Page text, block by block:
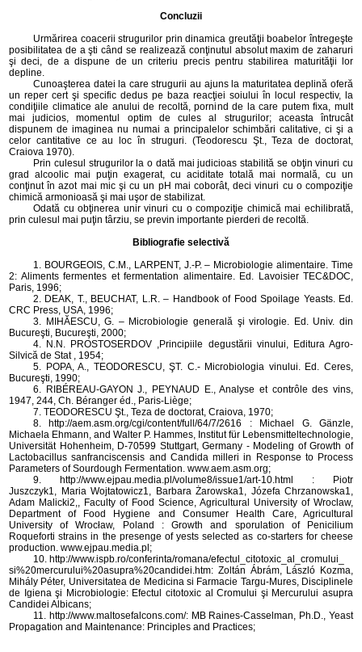
Concluzii
Urmărirea coacerii strugurilor prin dinamica greutăţii boabelor întregeşte
posibilitatea de a şti când se realizează conţinutul absolut maxim de zaharuri
şi deci, de a dispune de un criteriu precis pentru stabilirea maturităţii lor
depline.
Cunoaşterea datei la care strugurii au ajuns la maturitatea deplină oferă
un reper cert şi specific dedus pe baza reacţiei soiului în locul respectiv, la
condiţiile climatice ale anului de recoltă, pornind de la care putem fixa, mult
mai judicios, momentul optim de cules al strugurilor; aceasta întrucât
dispunem de imaginea nu numai a principalelor schimbări calitative, ci şi a
celor cantitative ce au loc în struguri. (Teodorescu Şt., Teza de doctorat,
Craiova 1970).
Prin culesul strugurilor la o dată mai judicioas stabilită se obţin vinuri cu
grad alcoolic mai puţin exagerat, cu aciditate totală mai normală, cu un
conţinut în azot mai mic şi cu un pH mai coborât, deci vinuri cu o compoziţie
chimică armonioasă şi mai uşor de stabilizat.
Odată cu obţinerea unir vinuri cu o compoziţie chimică mai echilibrată,
prin culesul mai puţin târziu, se previn importante pierderi de recoltă.
Bibliografie selectivă
1. BOURGEOIS, C.M., LARPENT, J.-P. – Microbiologie alimentaire. Time
2: Aliments fermentes et fermentation alimentaire. Ed. Lavoisier TEC&DOC,
Paris, 1996;
2. DEAK, T., BEUCHAT, L.R. – Handbook of Food Spoilage Yeasts. Ed.
CRC Press, USA, 1996;
3. MIHĂESCU, G. – Microbiologie generală şi virologie. Ed. Univ. din
Bucureşti, Bucureşti, 2000;
4. N.N. PROSTOSERDOV ,Principiile degustării vinului, Editura Agro-
Silvică de Stat , 1954;
5. POPA, A., TEODORESCU, ŞT. C.- Microbiologia vinului. Ed. Ceres,
Bucureşti, 1990;
6. RIBÉREAU-GAYON J., PEYNAUD E., Analyse et contrôle des vins,
1947, 244, Ch. Béranger éd., Paris-Liège;
7. TEODORESCU Şt., Teza de doctorat, Craiova, 1970;
8. http://aem.asm.org/cgi/content/full/64/7/2616 : Michael G. Gänzle,
Michaela Ehmann, and Walter P. Hammes, Institut für Lebensmitteltechnologie,
Universität Hohenheim, D-70599 Stuttgart, Germany - Modeling of Growth of
Lactobacillus sanfranciscensis and Candida milleri in Response to Process
Parameters of Sourdough Fermentation. www.aem.asm.org;
9. http://www.ejpau.media.pl/volume8/issue1/art-10.html : Piotr
Juszczyk1, Maria Wojtatowicz1, Barbara Żarowska1, Józefa Chrzanowska1,
Adam Malicki2,, Faculty of Food Science, Agricultural University of Wroclaw,
Department of Food Hygiene and Consumer Health Care, Agricultural
University of Wrocław, Poland : Growth and sporulation of Penicilium
Roqueforti strains in the presenge of yests selected as co-starters for cheese
production. www.ejpau.media.pl;
10. http://www.ispb.ro/conferinta/romana/efectul_citotoxic_al_cromului_
si%20mercurului%20asupra%20candidei.htm: Zoltán Ábrám, László Kozma,
Mihály Péter, Universitatea de Medicina si Farmacie Targu-Mures, Disciplinele
de Igiena şi Microbiologie: Efectul citotoxic al Cromului şi Mercurului asupra
Candidei Albicans;
11. http://www.maltosefalcons.com/: MB Raines-Casselman, Ph.D., Yeast
Propagation and Maintenance: Principles and Practices;